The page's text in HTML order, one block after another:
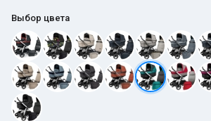
Выбор цвета